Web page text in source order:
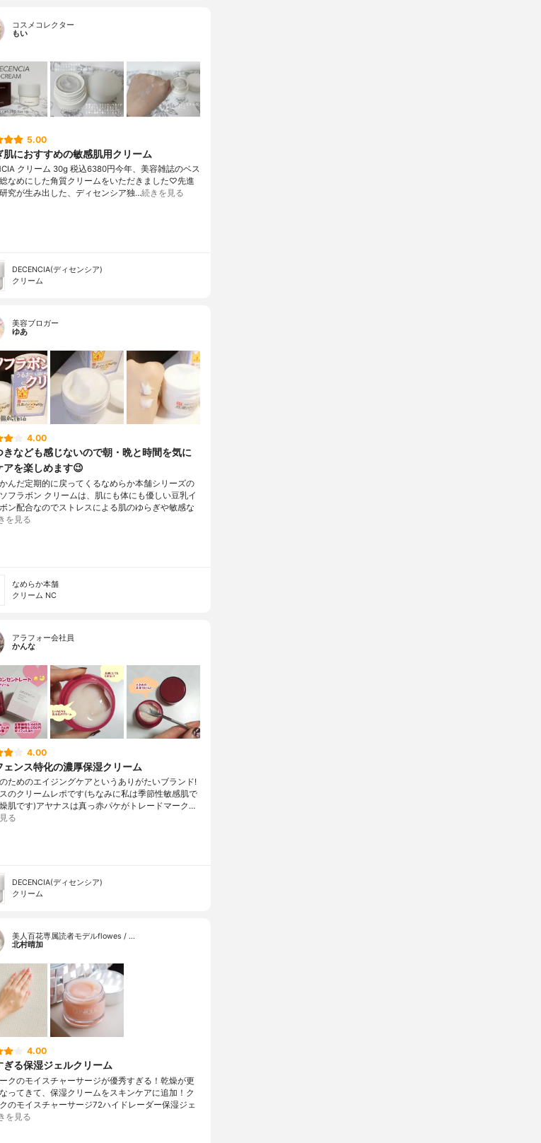
コスメコレクター
もい
5.00
肌におすすめの敏感肌用クリーム
クリーム 30g 税込6380円今年、美容雑誌のベス
なめにした角質クリームをいただきました♡先進
究が生み出した、ディセンシア独…続きを見る
DECENCIA(ディセンシア)
クリーム
美容ブロガー
ゆあ
4.00
きなども感じないので朝・晩と時間を気に
アを楽しめます😉
んだ定期的に戻ってくるなめらか本舗シリーズの
フラボン クリームは、肌にも体にも優しい豆乳イ
ン配合なのでストレスによる肌のゆらぎや敏感な
を見る
なめらか本舗
クリーム NC
アラフォー会社員
かんな
4.00
ェンス特化の濃厚保湿クリーム
ためのエイジングケアというありがたいブランド!
のクリームレポです(ちなみに私は季節性敏感肌で
肌です)アヤナスは真っ赤パケがトレードマーク…
る
DECENCIA(ディセンシア)
クリーム
美人百花専属読者モデルflowes / …
北村晴加
4.00
ぎる保湿ジェルクリーム
クのモイスチャーサージが優秀すぎる！乾燥が更
ってきて、保湿クリームをスキンケアに追加！ク
のモイスチャーサージ72ハイドレーダー保湿ジェ
を見る